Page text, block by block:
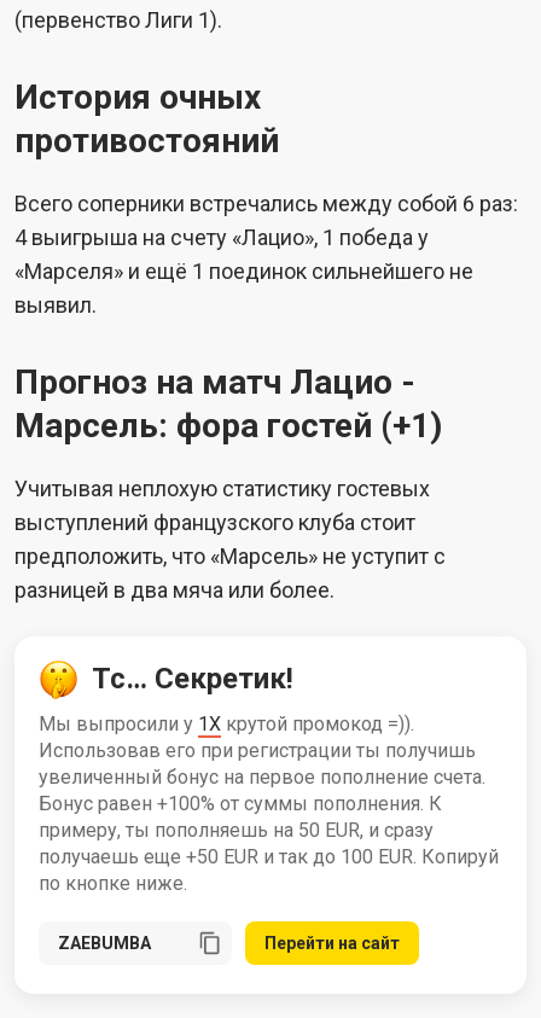
(первенство Лиги 1).
История очных
противостояний
Всего соперники встречались между собой 6 раз:
4 выигрыша на счету «Лацио», 1 победа у
«Марселя» и ещё 1 поединок сильнейшего не
выявил.
Прогноз на матч Лацио -
Марсель: фора гостей (+1)
Учитывая неплохую статистику гостевых
выступлений французского клуба стоит
предположить, что «Марсель» не уступит с
разницей в два мяча или более.
Тс… Секретик!
Мы выпросили у 1X крутой промокод =)).
Использовав его при регистрации ты получишь
увеличенный бонус на первое пополнение счета.
Бонус равен +100% от суммы пополнения. К
примеру, ты пополняешь на 50 EUR, и сразу
получаешь еще +50 EUR и так до 100 EUR. Копируй
по кнопке ниже.
Перейти на сайт